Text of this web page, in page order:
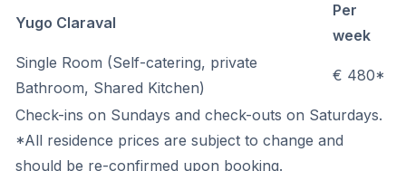
Yugo Claraval
Per
week
Single Room (Self-catering, private
Bathroom, Shared Kitchen)
€ 480*
Check-ins on Sundays and check-outs on Saturdays.
*All residence prices are subject to change and
should be re-confirmed upon booking.